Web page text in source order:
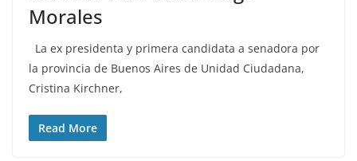
Morales
La ex presidenta y primera candidata a senadora por
la provincia de Buenos Aires de Unidad Ciudadana,
Cristina Kirchner,
Read More